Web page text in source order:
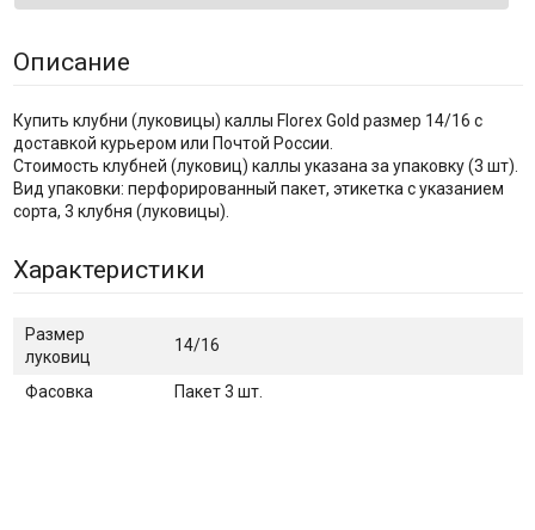
Описание
Купить клубни (луковицы) каллы Florex Gold размер 14/16 с
доставкой курьером или Почтой России.
Стоимость клубней (луковиц) каллы указана за упаковку (3 шт).
Вид упаковки: перфорированный пакет, этикетка с указанием
сорта, 3 клубня (луковицы).
Характеристики
Размер
луковиц
14/16
Фасовка Пакет 3 шт.